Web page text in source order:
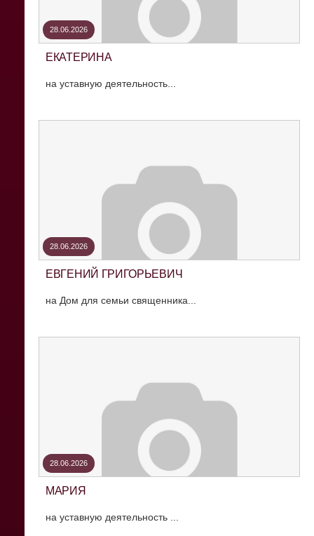
28.06.2026
ЕКАТЕРИНА
на уставную деятельность...
28.06.2026
ЕВГЕНИЙ ГРИГОРЬЕВИЧ
на Дом для семьи священника...
28.06.2026
МАРИЯ
на уставную деятельность ...